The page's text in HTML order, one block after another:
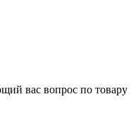
вас вопрос по товару